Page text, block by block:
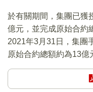
於有關期間，集團已獲
億元，並完成原始合約
2021年3月31日，集團
原始合約總額約為13億